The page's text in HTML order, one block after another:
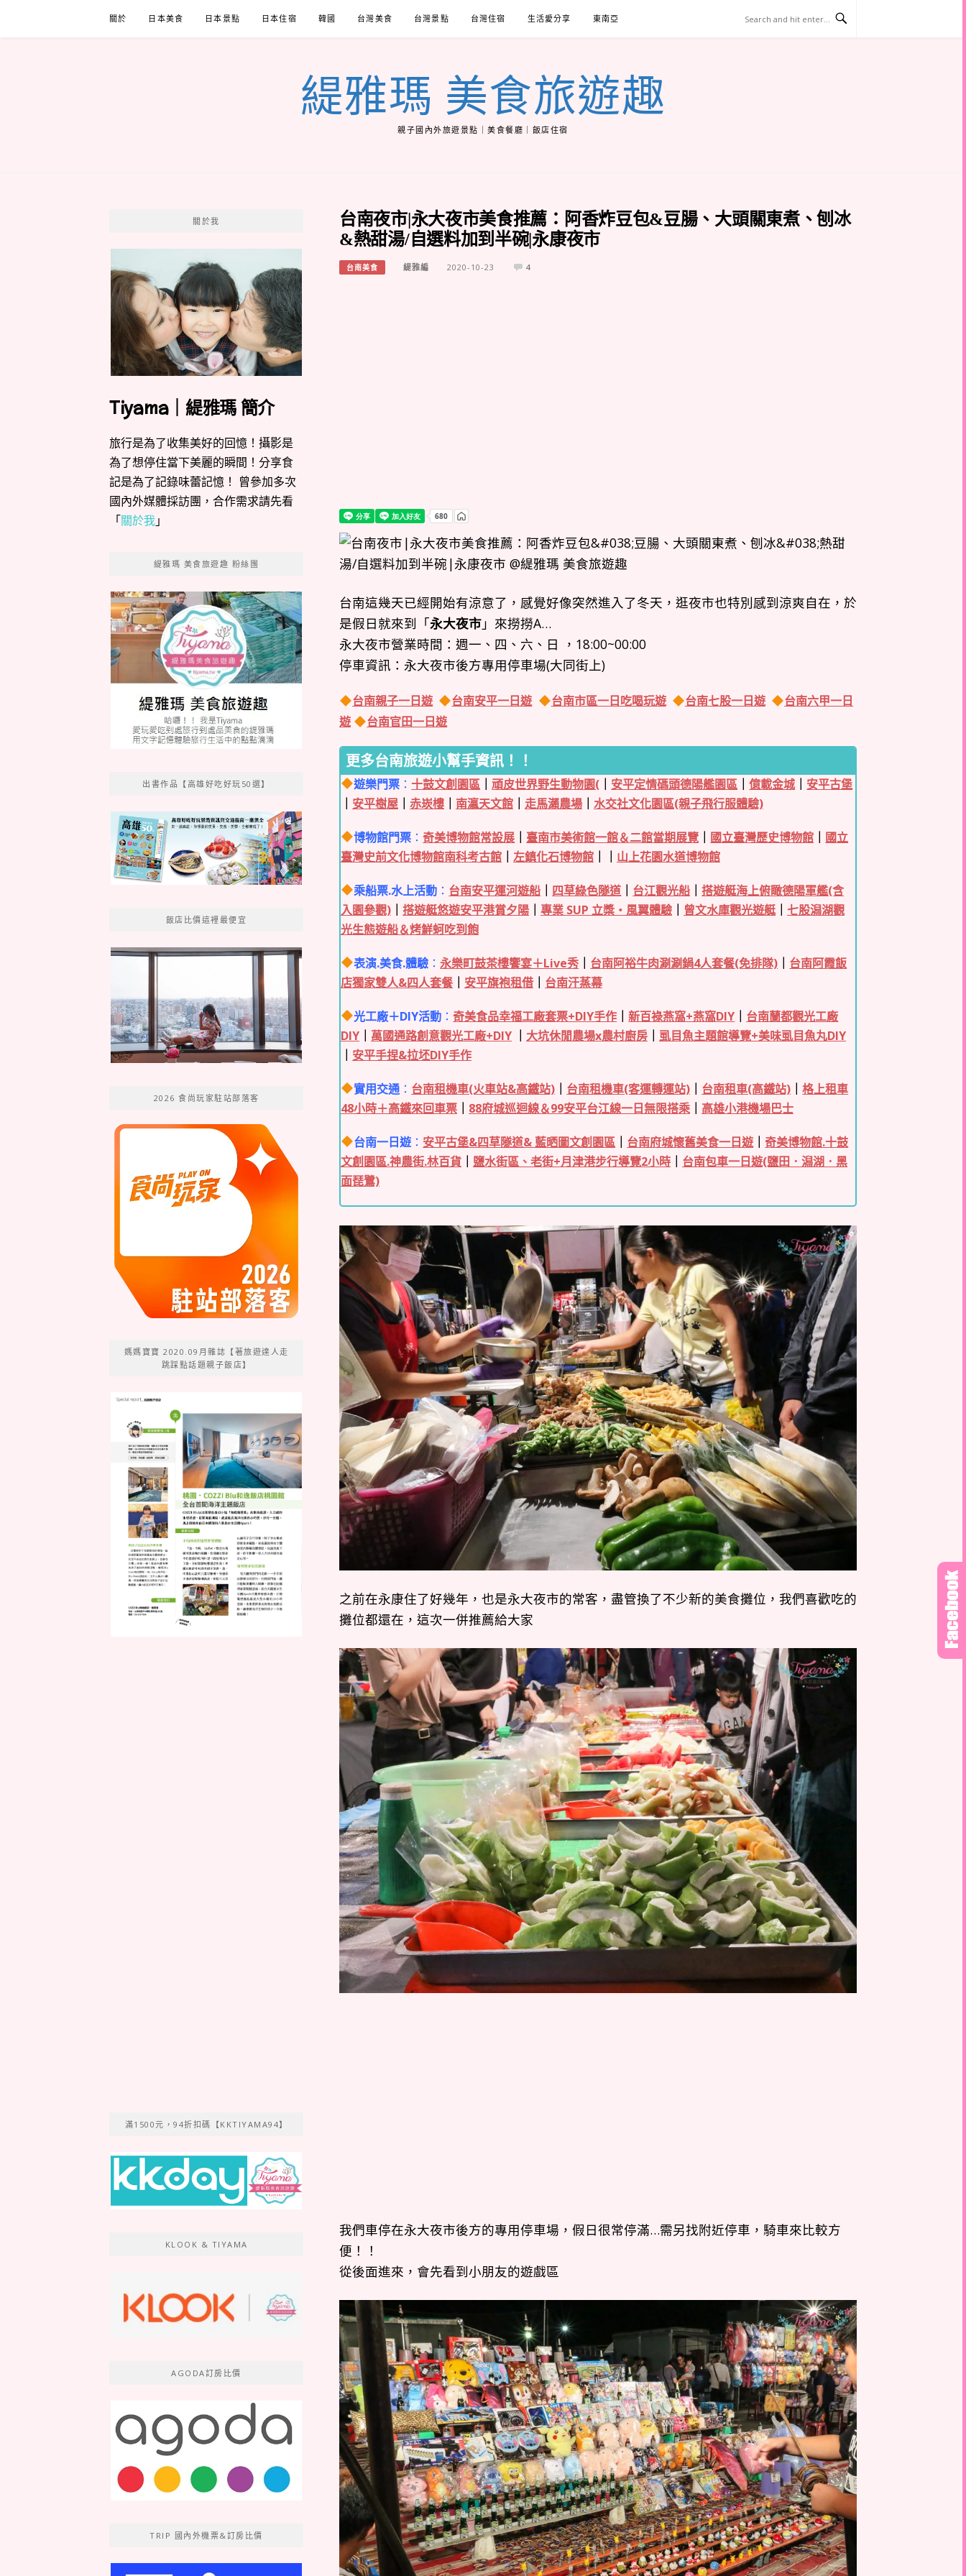
關於 日本美食 日本景點 日本住宿 韓國 台灣美食 台灣景點 台灣住宿 生活愛分享 東南亞
緹雅瑪 美食旅遊趣
親子國內外旅遊景點｜美食餐廳｜飯店住宿
台南夜市|永大夜市美食推薦：阿香炸豆包&豆腸、大頭關東煮、刨冰
&熱甜湯/自選料加到半碗|永康夜市
台南美食 緹雅編 2020-10-23 4
台南這幾天已經開始有涼意了，感覺好像突然進入了冬天，逛夜市也特別感到涼爽自在，於
是假日就來到「永大夜市」來撈撈A…
永大夜市營業時間：週一、四、六、日 ，18:00~00:00
停車資訊：永大夜市後方專用停車場(大同街上)
台南親子一日遊 台南安平一日遊 台南市區一日吃喝玩遊 台南七股一日遊
台南六甲一日
遊
台南官田一日遊
更多台南旅遊小幫手資訊！！
遊樂門票 ： 十鼓文創園區 ｜頑皮世界野生動物園( ｜ 安平定情碼頭德陽艦園區 ｜億載金城 ｜ 安平古堡
｜ 安平樹屋 ｜ 赤崁樓 ｜ 南瀛天文館 ｜ 走馬瀨農場 ｜ 水交社文化園區(親子飛行服體驗)
博物館門票 ：奇美博物館常設展 ｜ 臺南市美術館一館＆二館當期展覽 ｜ 國立臺灣歷史博物館 ｜ 國立
臺灣史前文化博物館南科考古館 ｜ 左鎮化石博物館 ｜｜ 山上花園水道博物館
乘船票.水上活動 ： 台南安平運河遊船 ｜ 四草綠色隧道 ｜ 台江觀光船 ｜搭遊艇海上俯瞰德陽軍艦(含
入園參觀) ｜ 搭遊艇悠遊安平港賞夕陽 ｜ 專業 SUP 立槳・風翼體驗 ｜ 曾文水庫觀光遊艇 ｜ 七股潟湖觀
光生態遊船＆烤鮮蚵吃到飽
表演.美食.體驗 ：永樂町鼓茶樓饗宴＋Live秀 ｜ 台南阿裕牛肉涮涮鍋4人套餐(免排隊) ｜ 台南阿霞飯
店獨家雙人&四人套餐｜ 安平旗袍租借 ｜ 台南汗蒸幕
光工廠＋DIY活動 ：奇美食品幸福工廠套票+DIY手作 ｜新百祿燕窩+燕窩DIY ｜ 台南蘭都觀光工廠
DIY ｜ 萬國通路創意觀光工廠+DIY ｜ 大坑休閒農場x農村廚房 ｜ 虱目魚主題館導覽+美味虱目魚丸DIY
｜ 安平手捏&拉坯DIY手作
實用交通 ： 台南租機車(火車站&高鐵站) ｜ 台南租機車(客運轉運站) ｜ 台南租車(高鐵站) ｜格上租車
48小時＋高鐵來回車票 ｜ 88府城巡迴線＆99安平台江線一日無限搭乘 ｜ 高雄小港機場巴士
台南一日遊： 安平古堡&四草隧道& 藍晒圖文創園區 ｜ 台南府城懷舊美食一日遊｜奇美博物館.十鼓
文創園區.神農街.林百貨 ｜ 鹽水街區、老街+月津港步行導覽2小時 ｜ 台南包車一日遊(鹽田．潟湖．黑
面琵鷺)
之前在永康住了好幾年，也是永大夜市的常客，盡管換了不少新的美食攤位，我們喜歡吃的
攤位都還在，這次一併推薦給大家
我們車停在永大夜市後方的專用停車場，假日很常停滿…需另找附近停車，騎車來比較方
便！！
從後面進來，會先看到小朋友的遊戲區
關於我
Tiyama｜緹雅瑪 簡介
旅行是為了收集美好的回憶！攝影是
為了想停住當下美麗的瞬間！分享食
記是為了記錄味蕾記憶！ 曾參加多次
國內外媒體採訪團，合作需求請先看
「關於我」
緹雅瑪 美食旅遊趣 粉絲團
出書作品【高雄好吃好玩50選】
飯店比價這裡最便宜
2026 食尚玩家駐站部落客
媽媽寶寶 2020.09月雜誌【著旅遊達人走
跳踩點話題親子飯店】
滿1500元，94折扣碼【KKTIYAMA94】
KLOOK & TIYAMA
AGODA訂房比價
TRIP 國內外機票&訂房比價